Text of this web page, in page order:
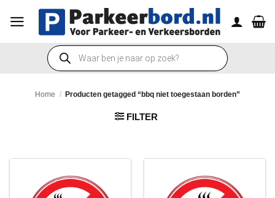
naar
Producten
zoeken
Home / Producten getagged “bbq niet toegestaan borden”
FILTER